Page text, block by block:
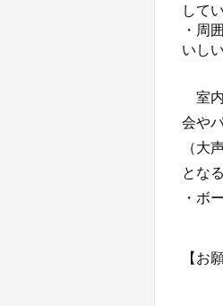
して
・周
いし
室内
会や
（大
とな
・ボ
【お